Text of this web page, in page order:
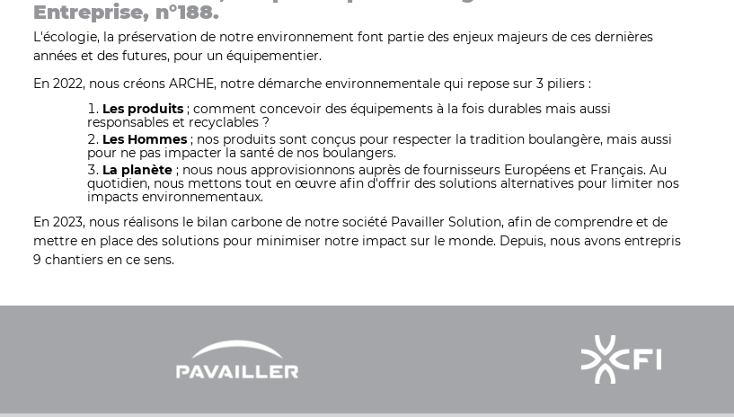
Entreprise, n°188.
L'écologie, la préservation de notre environnement font partie des enjeux majeurs de ces dernières
années et des futures, pour un équipementier.
En 2022, nous créons ARCHE, notre démarche environnementale qui repose sur 3 piliers :
Les produits ; comment concevoir des équipements à la fois durables mais aussi
responsables et recyclables ?
Les Hommes ; nos produits sont conçus pour respecter la tradition boulangère, mais aussi
pour ne pas impacter la santé de nos boulangers.
La planète ; nous nous approvisionnons auprès de fournisseurs Européens et Français. Au
quotidien, nous mettons tout en œuvre afin d'offrir des solutions alternatives pour limiter nos
impacts environnementaux.
En 2023, nous réalisons le bilan carbone de notre société Pavailler Solution, afin de comprendre et de
mettre en place des solutions pour minimiser notre impact sur le monde. Depuis, nous avons entrepris
9 chantiers en ce sens.